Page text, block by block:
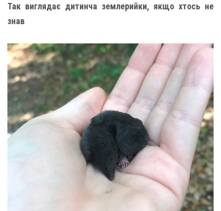
Так виглядає дитинча землерийки, якщо хтось не
знав